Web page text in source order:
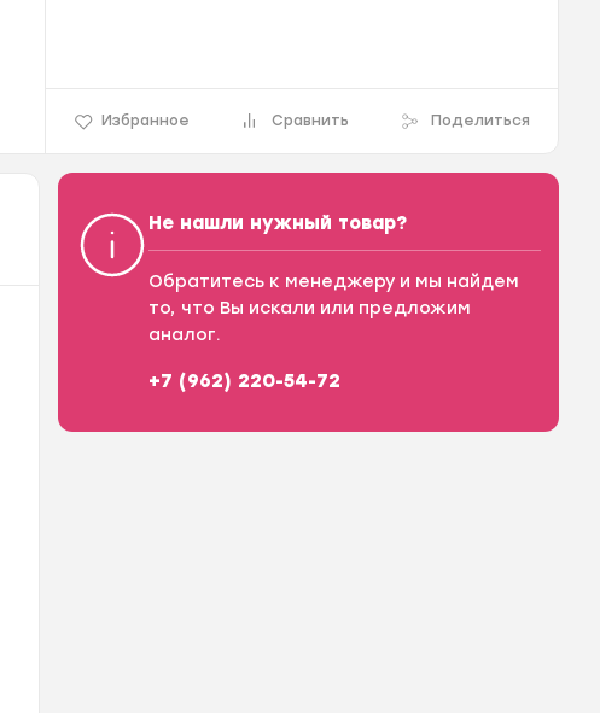
Избранное Сравнить Поделиться
Не нашли нужный товар?
Обратитесь к менеджеру и мы найдем
то, что Вы искали или предложим
аналог.
+7 (962) 220-54-72